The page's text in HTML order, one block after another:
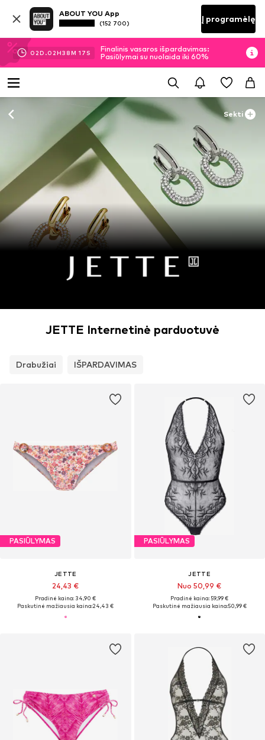
ABOUT YOU App
(152 700) Į programėlę
02D.02H38M 16 S
Finalinis vasaros išpardavimas:
Pasiūlymai su nuolaida iki 60%
Sekti
JETTE Internetinė parduotuvė
Drabužiai IŠPARDAVIMAS
PASIŪLYMAS
JETTE
24,43 €
Pradinė kaina: 34,90 €
Paskutinė mažiausia kaina:24,43 €
PASIŪLYMAS
JETTE
Nuo 50,99 €
Pradinė kaina: 59,99 €
Paskutinė mažiausia kaina:50,99 €